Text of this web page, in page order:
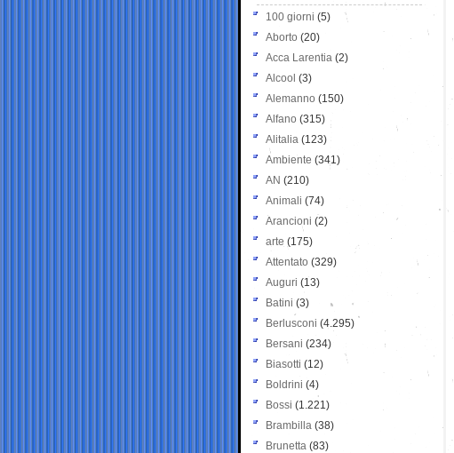
100 giorni (5)
Aborto (20)
Acca Larentia (2)
Alcool (3)
Alemanno (150)
Alfano (315)
Alitalia (123)
Ambiente (341)
AN (210)
Animali (74)
Arancioni (2)
arte (175)
Attentato (329)
Auguri (13)
Batini (3)
Berlusconi (4.295)
Bersani (234)
Biasotti (12)
Boldrini (4)
Bossi (1.221)
Brambilla (38)
Brunetta (83)